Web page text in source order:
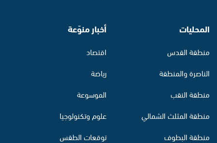
المحليات
منطقة القدس
الناصرة والمنطقة
منطقة النقب
منطقة المثلث الشمالي
منطقة البطوف
أخبار منوّعة
اقتصاد
رياضة
الموسوعة
علوم وتكنولوجيا
توقعات الطقس